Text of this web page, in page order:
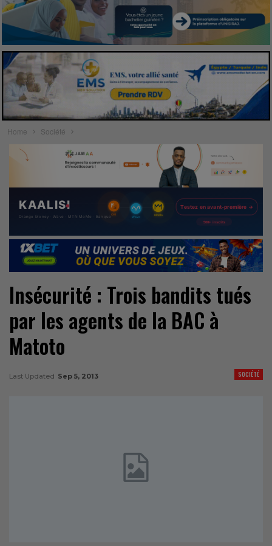
Home Société
Insécurité : Trois bandits tués
par les agents de la BAC à
Matoto
SOCIÉTÉ
Last Updated Sep 5, 2013